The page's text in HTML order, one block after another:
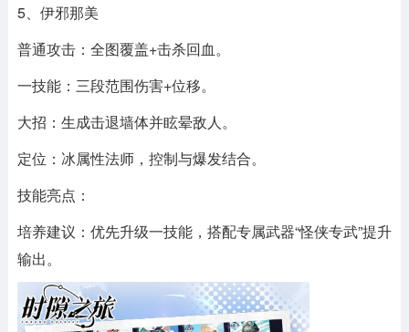
5、伊邪那美
普通攻击：全图覆盖+击杀回血。
一技能：三段范围伤害+位移。
大招：生成击退墙体并眩晕敌人。
定位：冰属性法师，控制与爆发结合。
技能亮点：
培养建议：优先升级一技能，搭配专属武器“怪侠专武”提升
输出。